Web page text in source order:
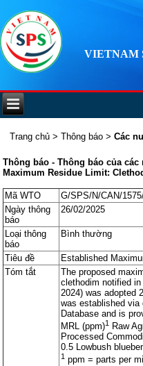
VIETNAM
Trang chủ >Thông báo >Các
Thông báo - Thông báo của
Maximum Residue Limit:
Mã WTO
G/SPS/N/CAN/
Ngày thông
báo
26/02/2025
Loại thông
báo
Bình thường
Tiêu đề
Established
Tóm tắt
The proposed
clethodim notified
2024) was adopted
was established
Database and is
MRL (ppm)1
Raw
Processed
0.5 Lowbush
1 ppm = parts per